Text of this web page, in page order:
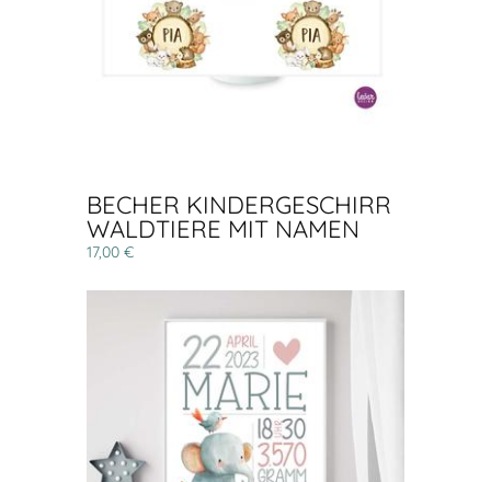
BECHER KINDERGESCHIRR
WALDTIERE MIT NAMEN
17,00 €